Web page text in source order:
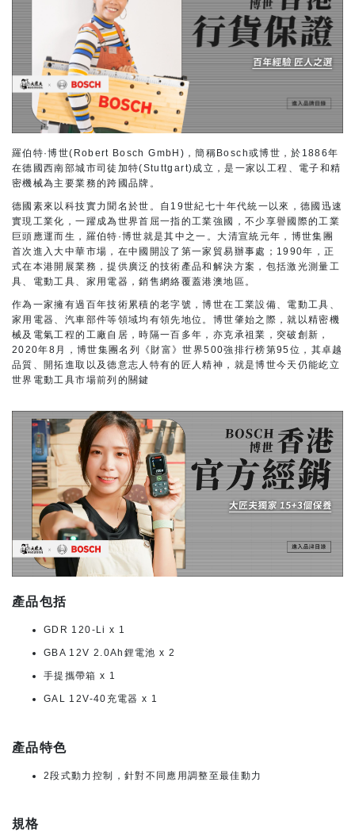
羅伯特·博世(Robert Bosch GmbH)，簡稱Bosch或博世，於1886年
在德國西南部城市司徒加特(Stuttgart)成立，是一家以工程、電子和精
密機械為主要業務的跨國品牌。
德國素來以科技實力聞名於世。自19世紀七十年代統一以來，德國迅速
實現工業化，一躍成為世界首屈一指的工業強國，不少享譽國際的工業
巨頭應運而生，羅伯特·博世就是其中之一。大清宣統元年，博世集團
首次進入大中華市場，在中國開設了第一家貿易辦事處；1990年，正
式在本港開展業務，提供廣泛的技術產品和解決方案，包括激光測量工
具、電動工具、家用電器，銷售網絡覆蓋港澳地區。
作為一家擁有過百年技術累積的老字號，博世在工業設備、電動工具、
家用電器、汽車部件等領域均有領先地位。博世肇始之際，就以精密機
械及電氣工程的工廠自居，時隔一百多年，亦克承祖業，突破創新，
2020年8月，博世集團名列《財富》世界500強排行榜第95位，其卓越
品質、開拓進取以及德意志人特有的匠人精神，就是博世今天仍能屹立
世界電動工具市場前列的關鍵
產品包括
GDR 120-Li x 1
GBA 12V 2.0Ah鋰電池 x 2
手提攜帶箱 x 1
GAL 12V-40充電器 x 1
產品特色
2段式動力控制，針對不同應用調整至最佳動力
規格